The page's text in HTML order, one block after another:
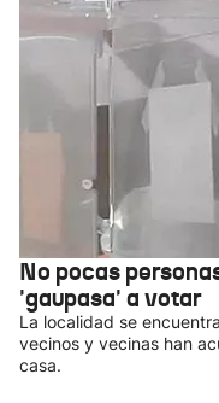
No pocas
'gaupasa' a votar
La localidad se
vecinos y vecinas han
casa.